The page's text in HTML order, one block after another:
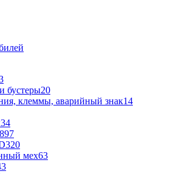
бустеры20
клеммы, аварийный знак14
897
320
мех63